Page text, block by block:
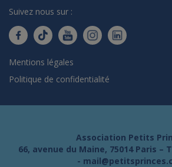
Suivez nous sur :
Mentions légales
Politique de confidentialité
Association Petits
66, avenue du Maine, 75014 Paris –
-